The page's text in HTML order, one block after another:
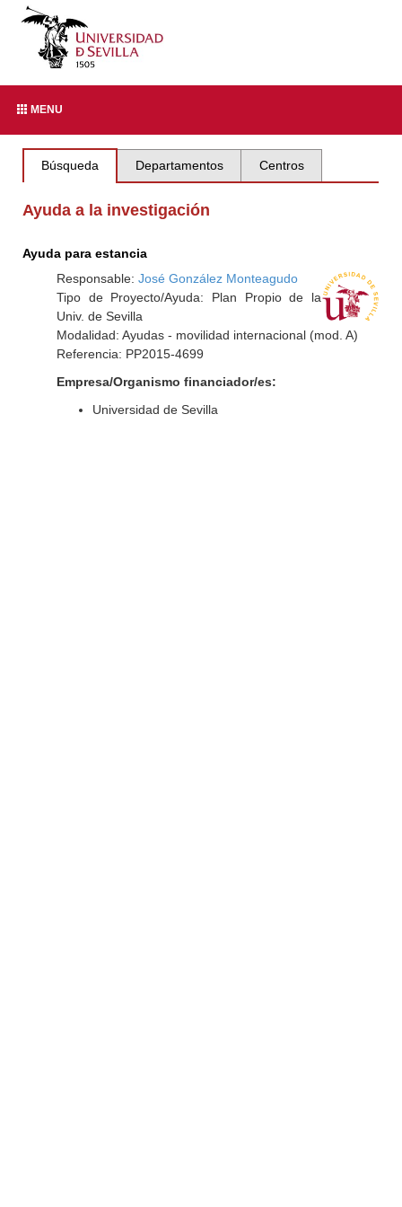
MENU
Búsqueda Departamentos Centros
Ayuda a la investigación
Ayuda para estancia
Responsable: José González Monteagudo
Tipo de Proyecto/Ayuda: Plan Propio de la
Univ. de Sevilla
Modalidad: Ayudas - movilidad internacional (mod. A)
Referencia: PP2015-4699
Empresa/Organismo financiador/es:
Universidad de Sevilla